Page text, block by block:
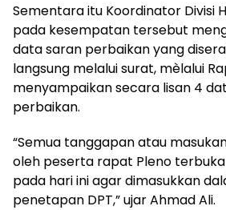
Sementara itu Koordinator Divisi
pada kesempatan tersebut
data saran perbaikan yang
langsung melalui surat, mèlalui
menyampaikan secara lisan 4
perbaikan.
“Semua tanggapan atau
oleh peserta rapat Pleno
pada hari ini agar dimasukkan
penetapan DPT,” ujar Ahmad Ali.